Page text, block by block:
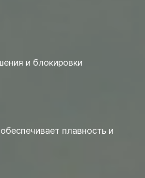
и блокировки
плавность и